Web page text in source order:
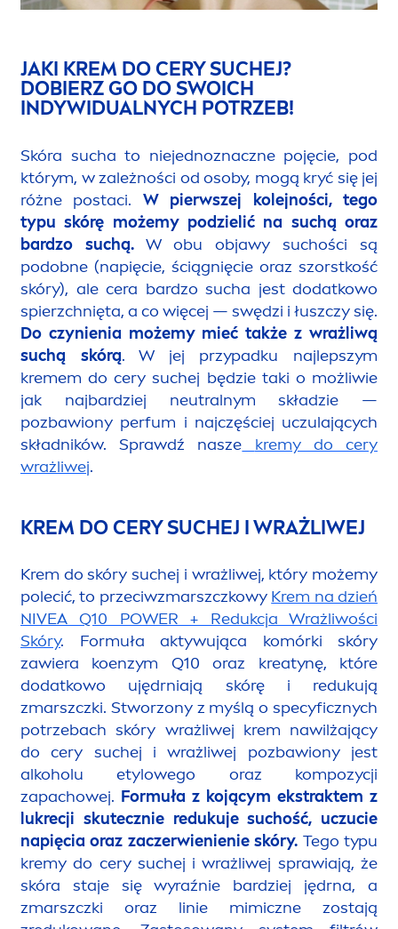
JAKI KREM DO CERY SUCHEJ?
DOBIERZ GO DO SWOICH
INDYWIDUALNYCH POTRZEB!
Skóra sucha to niejednoznaczne pojęcie, pod
którym, w zależności od osoby, mogą kryć się jej
różne postaci. W pierwszej kolejności, tego
typu skórę możemy podzielić na suchą oraz
bardzo suchą. W obu objawy suchości są
podobne (napięcie, ściągnięcie oraz szorstkość
skóry), ale cera bardzo sucha jest dodatkowo
spierzchnięta, a co więcej — swędzi i łuszczy się.
Do czynienia możemy mieć także z wrażliwą
suchą skórą. W jej przypadku najlepszym
kremem do cery suchej będzie taki o możliwie
jak najbardziej neutralnym składzie —
pozbawiony perfum i najczęściej uczulających
składników. Sprawdź nasze
kremy do cery
wrażliwej.
KREM DO CERY SUCHEJ I WRAŻLIWEJ
Krem do skóry suchej i wrażliwej, który możemy
polecić, to przeciwzmarszczkowy Krem na dzień
NIVEA Q10 POWER + Redukcja Wrażliwości
Skóry. Formuła aktywująca komórki skóry
zawiera koenzym Q10 oraz kreatynę, które
dodatkowo ujędrniają skórę i redukują
zmarszczki. Stworzony z myślą o specyficznych
potrzebach skóry wrażliwej krem nawilżający
do cery suchej i wrażliwej pozbawiony jest
alkoholu etylowego oraz kompozycji
zapachowej. Formuła z kojącym ekstraktem z
lukrecji skutecznie redukuje suchość, uczucie
napięcia oraz zaczerwienienie skóry. Tego typu
kremy do cery suchej i wrażliwej sprawiają, że
skóra staje się wyraźnie bardziej jędrna, a
zmarszczki oraz linie mimiczne zostają